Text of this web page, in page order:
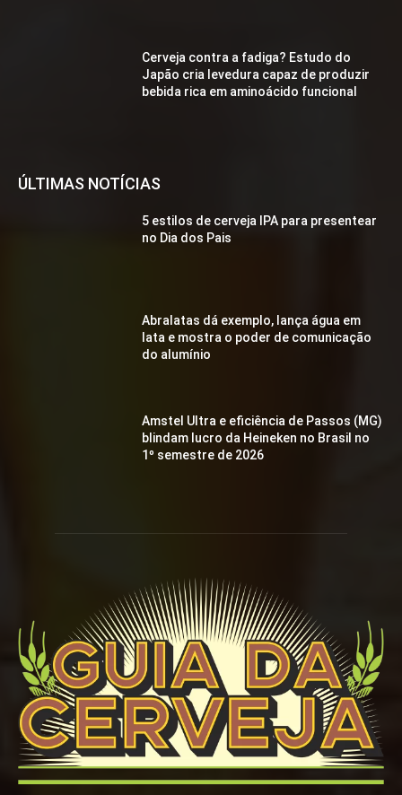
Cerveja contra a fadiga? Estudo do
Japão cria levedura capaz de produzir
bebida rica em aminoácido funcional
ÚLTIMAS NOTÍCIAS
5 estilos de cerveja IPA para presentear
no Dia dos Pais
Abralatas dá exemplo, lança água em
lata e mostra o poder de comunicação
do alumínio
Amstel Ultra e eficiência de Passos (MG)
blindam lucro da Heineken no Brasil no
1º semestre de 2026